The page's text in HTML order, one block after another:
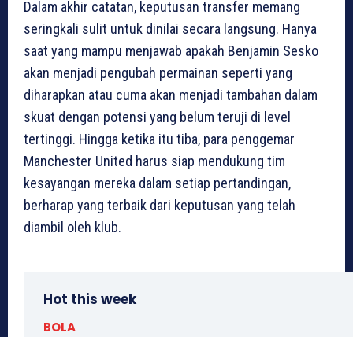
Dalam akhir catatan, keputusan transfer memang
seringkali sulit untuk dinilai secara langsung. Hanya
saat yang mampu menjawab apakah Benjamin Sesko
akan menjadi pengubah permainan seperti yang
diharapkan atau cuma akan menjadi tambahan dalam
skuat dengan potensi yang belum teruji di level
tertinggi. Hingga ketika itu tiba, para penggemar
Manchester United harus siap mendukung tim
kesayangan mereka dalam setiap pertandingan,
berharap yang terbaik dari keputusan yang telah
diambil oleh klub.
Hot this week
BOLA